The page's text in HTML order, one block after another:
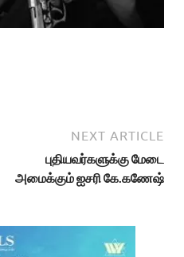
NEXT ARTICLE
புதியவர்களுக்கு மேடை
அமைக்கும் ஐசரி கே.கணேஷ்